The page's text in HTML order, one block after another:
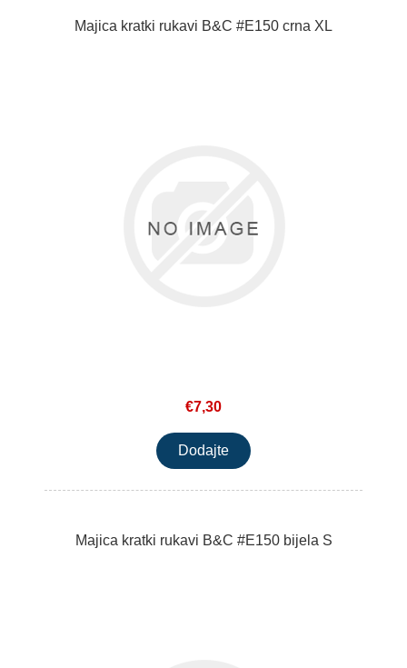
Majica kratki rukavi B&C #E150 crna XL
€7,30
Majica kratki rukavi B&C #E150 bijela S